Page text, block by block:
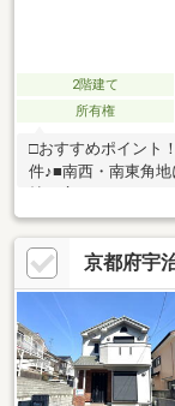
2階建て
所有権
□おすすめポイント
件♪■南西・南東角
やパントリー等収
も安心して遊べま
戸小学校：徒歩10
治菟道店：徒歩19
用に疑問をお持ち
や各SNSのDM、お
京都府宇